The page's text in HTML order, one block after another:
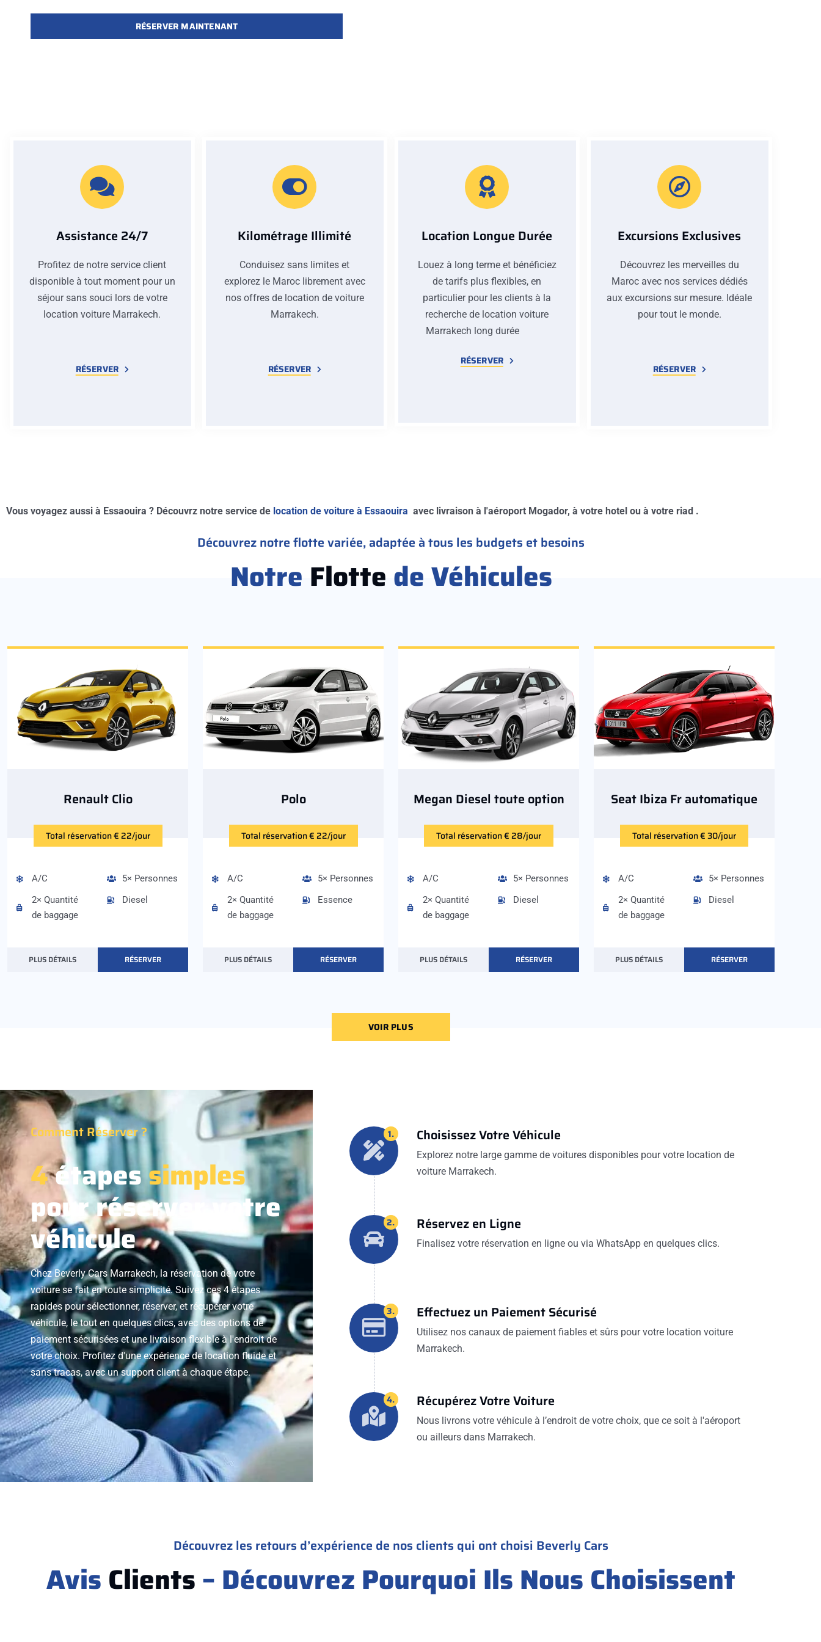
RÉSERVER MAINTENANT
Assistance 24/7
Profitez de notre service client
disponible à tout moment pour un
séjour sans souci lors de votre
location voiture Marrakech.
RÉSERVER
Kilométrage Illimité
Conduisez sans limites et
explorez le Maroc librement avec
nos offres de location de voiture
Marrakech.
RÉSERVER
Location Longue Durée
Louez à long terme et bénéficiez
de tarifs plus flexibles, en
particulier pour les clients à la
recherche de location voiture
Marrakech long durée
RÉSERVER
Excursions Exclusives
Découvrez les merveilles du
Maroc avec nos services dédiés
aux excursions sur mesure. Idéale
pour tout le monde.
RÉSERVER
Vous voyagez aussi à Essaouira ? Découvrz notre service de location de voiture à Essaouira avec livraison à l'aéroport Mogador, à votre hotel ou à votre riad .
Découvrez notre flotte variée, adaptée à tous les budgets et besoins
Notre Flotte de Véhicules
Renault Clio
Total réservation € 22/jour
A/C
2× Quantité
de baggage
5× Personnes
Diesel
PLUS DÉTAILS RÉSERVER
Polo
Total réservation € 22/jour
A/C
2× Quantité
de baggage
5× Personnes
Essence
PLUS DÉTAILS RÉSERVER
Megan Diesel toute option
Total réservation € 28/jour
A/C
2× Quantité
de baggage
5× Personnes
Diesel
PLUS DÉTAILS RÉSERVER
Seat Ibiza Fr automatique
Total réservation € 30/jour
A/C
2× Quantité
de baggage
5× Personnes
Diesel
PLUS DÉTAILS RÉSERVER
VOIR PLUS
Comment Réserver ?
4étapessimples
pour réserver votre
véhicule
Chez Beverly Cars Marrakech, la réservation de votre
voiture se fait en toute simplicité. Suivez ces 4 étapes
rapides pour sélectionner, réserver, et récupérer votre
véhicule, le tout en quelques clics, avec des options de
paiement sécurisées et une livraison flexible à l'endroit de
votre choix. Profitez d'une expérience de location fluide et
sans tracas, avec un support client à chaque étape.
1. Choisissez Votre Véhicule
Explorez notre large gamme de voitures disponibles pour votre location de
voiture Marrakech.
2. Réservez en Ligne
Finalisez votre réservation en ligne ou via WhatsApp en quelques clics.
3. Effectuez un Paiement Sécurisé
Utilisez nos canaux de paiement fiables et sûrs pour votre location voiture
Marrakech.
4. Récupérez Votre Voiture
Nous livrons votre véhicule à l’endroit de votre choix, que ce soit à l'aéroport
ou ailleurs dans Marrakech.
Découvrez les retours d’expérience de nos clients qui ont choisi Beverly Cars
Avis Clients– Découvrez Pourquoi Ils Nous Choisissent